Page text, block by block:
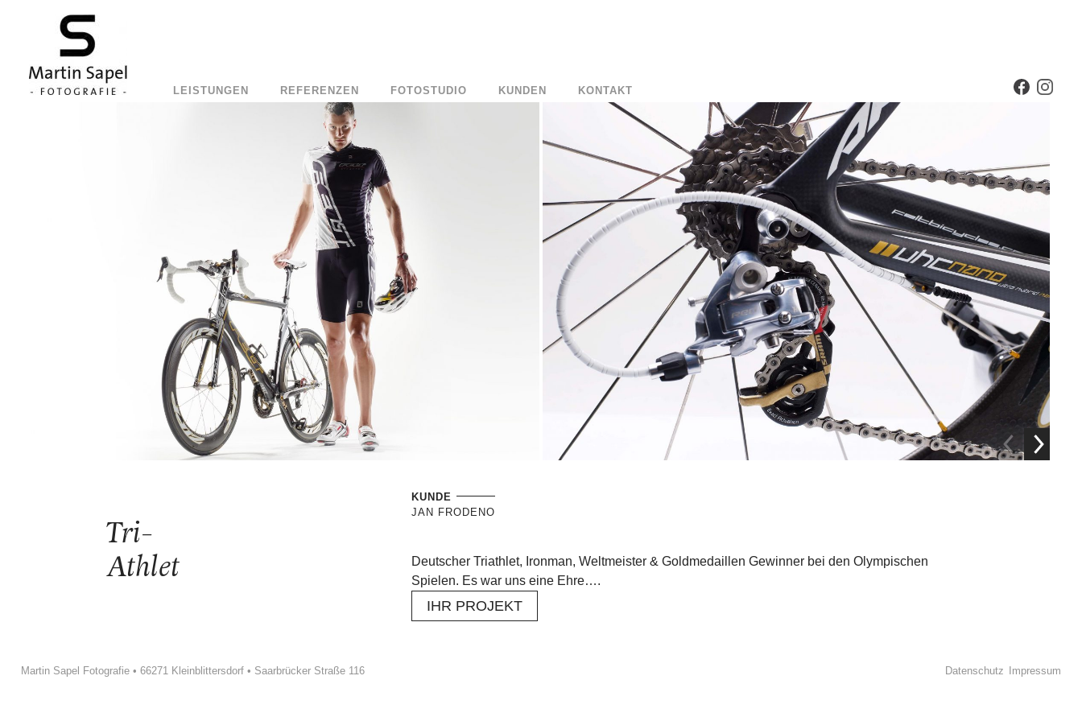
LEISTUNGEN REFERENZEN FOTOSTUDIO KUNDEN KONTAKT
Tri-
Athlet
KUNDE
JAN FRODENO
Deutscher Triathlet, Ironman, Weltmeister & Goldmedaillen Gewinner bei den Olympischen
Spielen. Es war uns eine Ehre….
IHR PROJEKT
Martin Sapel Fotografie • 66271 Kleinblittersdorf • Saarbrücker Straße 116 Datenschutz Impressum